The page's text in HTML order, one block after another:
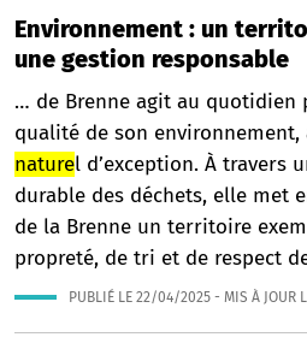
Environnement : un
une gestion responsable
… de Brenne agit au quotidien
qualité de son
naturel d’exception. À travers
durable des déchets, elle met
de la Brenne un territoire
propreté, de tri et de respect
PUBLIÉ LE 22/04/2025 - MIS À JOUR